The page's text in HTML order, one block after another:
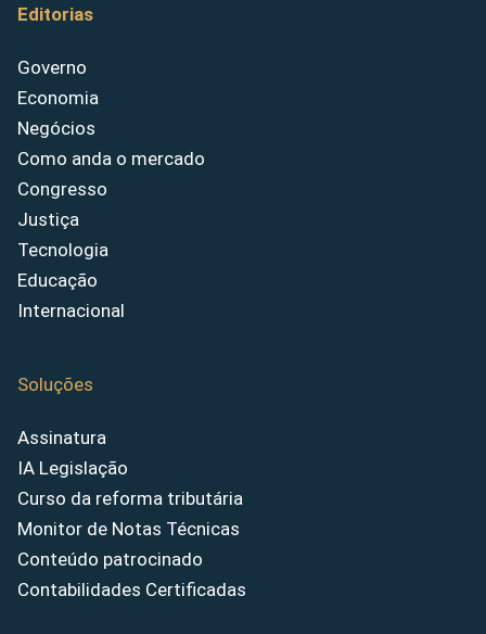
Editorias
Governo
Economia
Negócios
Como anda o mercado
Congresso
Justiça
Tecnologia
Educação
Internacional
Soluções
Assinatura
IA Legislação
Curso da reforma tributária
Monitor de Notas Técnicas
Conteúdo patrocinado
Contabilidades Certificadas